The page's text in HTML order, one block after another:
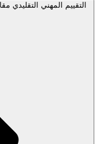
التقييم المهني التقليدي